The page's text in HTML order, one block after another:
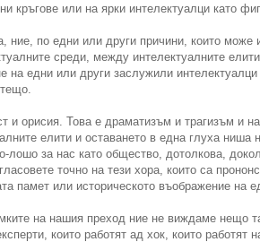
кръгове или на ярки интелектуалци като
ние, по едни или други причини, които
среди, между интелектуалните
на едни или други заслужили
и орисия. Това е драматизъм и трагизъм и
елити и оставането в една глуха
за нас като общество, дотолкова,
точно на тези хора, които са
памет или историческото въображение на
на нашия преход ние не виждаме нещо
които работят ад хок, които